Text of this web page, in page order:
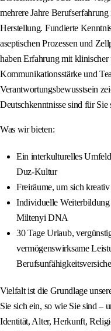
mehrere Jahre
Herstellung. Fundierte
aseptischen Prozessen und
haben Erfahrung mit
Kommunikationsstärke und
Verantwortungsbewusstsein
Deutschkenntnisse sind für Sie
Was wir bieten:
Ein interkulturelles
Duz‑Kultur
Freiräume, um sich
Individuelle
Miltenyi DNA
30 Tage Urlaub,
vermögenswirksame
Vielfalt ist die Grundlage
Sie sich ein, so wie Sie sind –
Identität, Alter, Herkunft,